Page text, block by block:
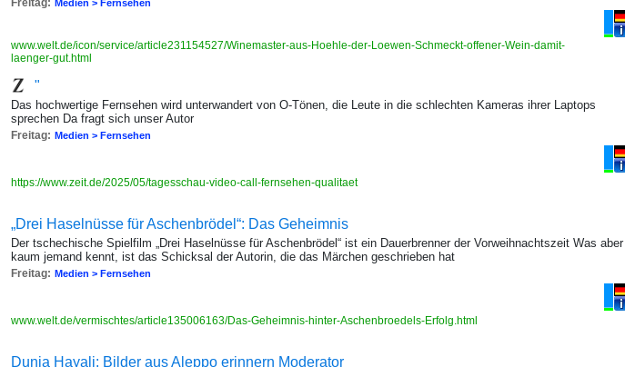
Freitag: Medien > Fernsehen
www.welt.de/icon/service/article231154527/Winemaster-aus-Hoehle-der-Loewen-Schmeckt-offener-Wein-damit-
laenger-gut.html
"
Das hochwertige Fernsehen wird unterwandert von O-Tönen, die Leute in die schlechten Kameras ihrer Laptops
sprechen Da fragt sich unser Autor
Freitag: Medien > Fernsehen
https://www.zeit.de/2025/05/tagesschau-video-call-fernsehen-qualitaet
„Drei Haselnüsse für Aschenbrödel“: Das Geheimnis
Der tschechische Spielfilm „Drei Haselnüsse für Aschenbrödel“ ist ein Dauerbrenner der Vorweihnachtszeit Was aber
kaum jemand kennt, ist das Schicksal der Autorin, die das Märchen geschrieben hat
Freitag: Medien > Fernsehen
www.welt.de/vermischtes/article135006163/Das-Geheimnis-hinter-Aschenbroedels-Erfolg.html
Dunja Hayali: Bilder aus Aleppo erinnern Moderator